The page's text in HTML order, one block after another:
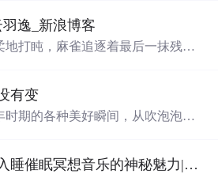
文观测技术、物理机制或信息技
逸_新浪博客
地打盹，麻雀追逐着最后一抹残
的渔人收起钓竿，迎着昏黄的屋
中，大山便在安详中安然睡去。
有变
期的各种美好瞬间，从吹泡泡到
深夜乐章：探寻入睡催眠冥想音乐的神秘魅力|流静